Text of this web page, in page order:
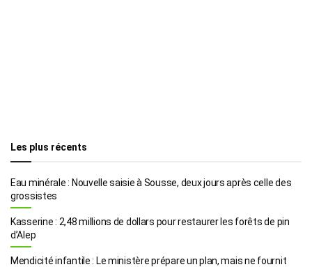
Les plus récents
Eau minérale : Nouvelle saisie à Sousse, deux jours après celle des
grossistes
Kasserine : 2,48 millions de dollars pour restaurer les forêts de pin
d’Alep
Mendicité infantile : Le ministère prépare un plan, mais ne fournit